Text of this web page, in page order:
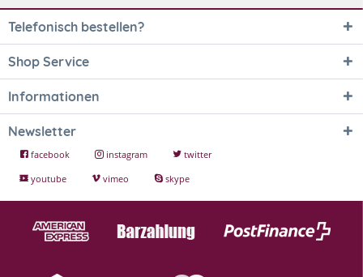
Telefonisch bestellen?
Shop Service
Informationen
Newsletter
facebook instagram
twitter
youtube
vimeo skype